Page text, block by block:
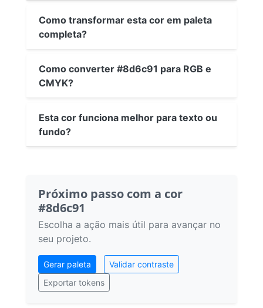
Como transformar esta cor em paleta
completa?
Como converter #8d6c91 para RGB e
CMYK?
Esta cor funciona melhor para texto ou
fundo?
Próximo passo com a cor
#8d6c91
Escolha a ação mais útil para avançar no
seu projeto.
Gerar paleta
Validar contraste
Exportar tokens